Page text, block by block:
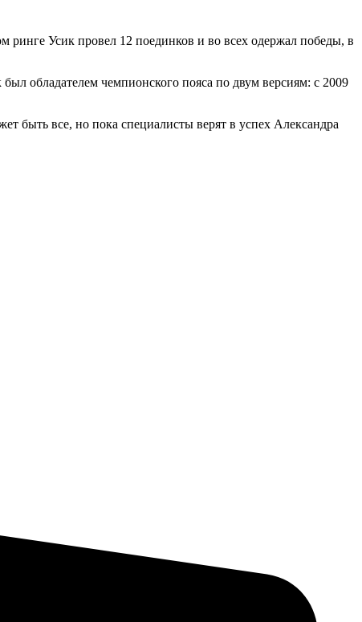
ринге Усик провел 12 поединков и во всех одержал победы, в
обладателем чемпионского пояса по двум версиям: с 2009
быть все, но пока специалисты верят в успех Александра